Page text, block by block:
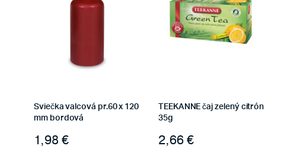
Sviečka valcová pr.60 x 120
mm bordová
1,98 €
TEEKANNE čaj zelený citrón
35g
2,66€